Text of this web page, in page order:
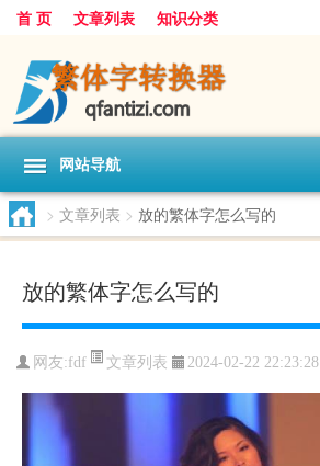
首 页 文章列表 知识分类
网站导航
> 文章列表 > 放的繁体字怎么写的
放的繁体字怎么写的
网友:fdf 文章列表 2024-02-22 22:23:28